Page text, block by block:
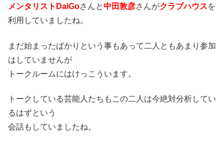
メンタリストDaiGoさんと中田敦彦さんがクラブハウスを
利用していましたね。
まだ始まったばかりという事もあって二人ともあまり参加
はしていませんが
トークルームにはけっこういます。
トークしている芸能人たちもこの二人は今絶対分析してい
るはずという
会話もしていましたね。